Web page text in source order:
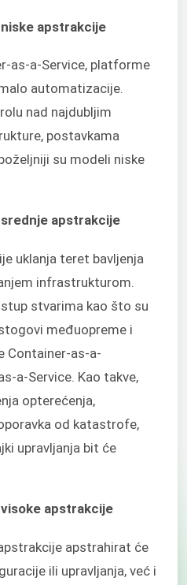
apstrakcije
as-a-Service, platforme
automatizacije.
nad najdubljim
postavkama
su modeli niske
apstrakcije
uklanja teret bavljenja
infrastrukturom.
stvarima kao što su
međuopreme i
Container-as-a-
a-Service. Kao takve,
opterećenja,
od katastrofe,
upravljanja bit će
apstrakcije
apstrahirat će
ili upravljanja, već i